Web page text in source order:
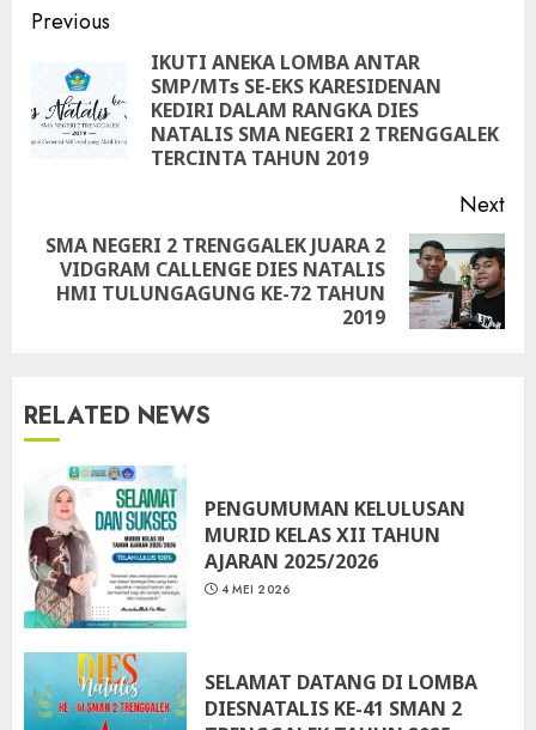
Continue
Reading
Previous
IKUTI ANEKA LOMBA ANTAR
SMP/MTs SE-EKS KARESIDENAN
KEDIRI DALAM RANGKA DIES
NATALIS SMA NEGERI 2 TRENGGALEK
TERCINTA TAHUN 2019
Next
Next
post:
SMA NEGERI 2 TRENGGALEK JUARA 2
VIDGRAM CALLENGE DIES NATALIS
HMI TULUNGAGUNG KE-72 TAHUN
2019
RELATED NEWS
PENGUMUMAN KELULUSAN
MURID KELAS XII TAHUN
AJARAN 2025/2026
4 MEI 2026
SELAMAT DATANG DI LOMBA
DIESNATALIS KE-41 SMAN 2